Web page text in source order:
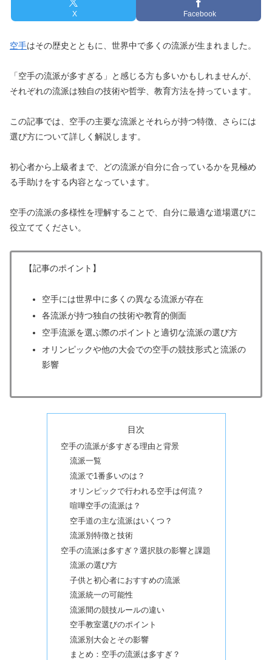
X Facebook
空手はその歴史とともに、世界中で多くの流派が生まれました。
「空手の流派が多すぎる」と感じる方も多いかもしれませんが、
それぞれの流派は独自の技術や哲学、教育方法を持っています。
この記事では、空手の主要な流派とそれらが持つ特徴、さらには
選び方について詳しく解説します。
初心者から上級者まで、どの流派が自分に合っているかを見極め
る手助けをする内容となっています。
空手の流派の多様性を理解することで、自分に最適な道場選びに
役立ててください。
【記事のポイント】
空手には世界中に多くの異なる流派が存在
各流派が持つ独自の技術や教育的側面
空手流派を選ぶ際のポイントと適切な流派の選び方
オリンピックや他の大会での空手の競技形式と流派の
影響
目次
空手の流派が多すぎる理由と背景
流派一覧
流派で1番多いのは？
オリンピックで行われる空手は何流？
喧嘩空手の流派は？
空手道の主な流派はいくつ？
流派別特徴と技術
空手の流派は多すぎ？選択肢の影響と課題
流派の選び方
子供と初心者におすすめの流派
流派統一の可能性
流派間の競技ルールの違い
空手教室選びのポイント
流派別大会とその影響
まとめ：空手の流派は多すぎ？